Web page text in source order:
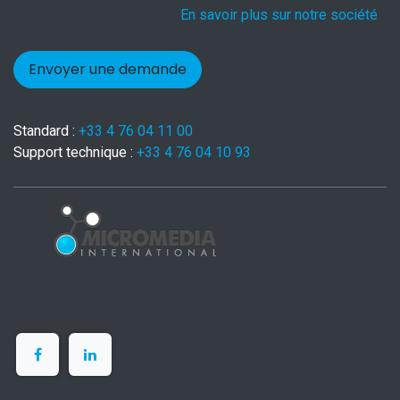
En savoir plus sur notre société
Envoyer une demande
Standard : +33 4 76 04 11 00
Support technique : +33 4 76 04 10 93